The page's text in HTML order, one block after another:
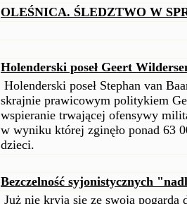
OLEŚNICA. ŚLEDZTWO W
Holenderski poseł Geert
Holenderski poseł Stephan van
skrajnie prawicowym politykiem
wspieranie trwającej ofensywy
w wyniku której zginęło ponad 63
dzieci.
Bezczelność syjonistycznych
Już nie kryją się ze swoją pogardą